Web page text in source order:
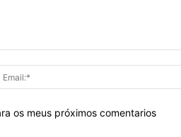
os meus próximos comentarios